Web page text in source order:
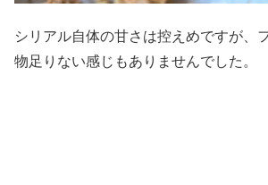
シリアル自体の甘さは控えめですが、
物足りない感じもありませんでした。